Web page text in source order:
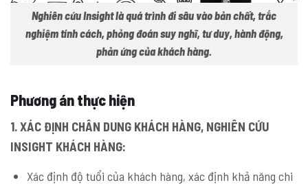
Nghiên cứu Insight là quá trình đi sâu vào bản chất, trắc
nghiệm tính cách, phỏng đoán suy nghĩ, tư duy, hành động,
phản ứng của khách hàng.
Phương án thực hiện
1. XÁC ĐỊNH CHÂN DUNG KHÁCH HÀNG, NGHIÊN CỨU
INSIGHT KHÁCH HÀNG:
Xác định độ tuổi của khách hàng, xác định khả năng chi